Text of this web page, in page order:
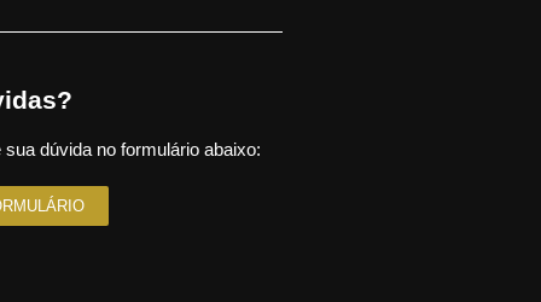
sua dúvida no formulário abaixo: